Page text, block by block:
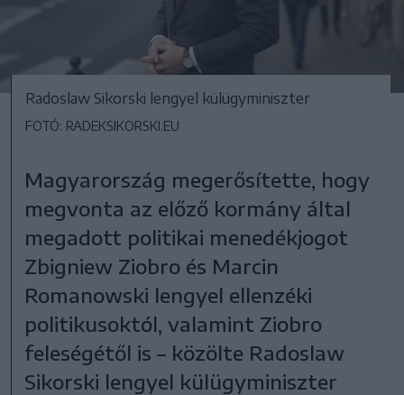
Radoslaw Sikorski lengyel külügyminiszter
FOTÓ: RADEKSIKORSKI.EU
Magyarország megerősítette, hogy
megvonta az előző kormány által
megadott politikai menedékjogot
Zbigniew Ziobro és Marcin
Romanowski lengyel ellenzéki
politikusoktól, valamint Ziobro
feleségétől is – közölte Radoslaw
Sikorski lengyel külügyminiszter